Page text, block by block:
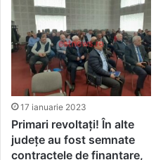
17 ianuarie 2023
Primari revoltați! În alte
județe au fost semnate
contractele de finanțare,